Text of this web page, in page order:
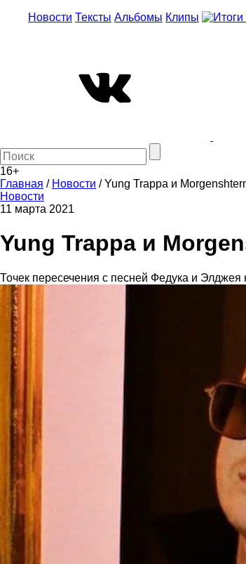
Новости Тексты Альбомы Клипы
16+
Главная / Новости /Yung Trappa и
Новости
11 марта 2021
Yung Trappa и
Точек пересечения с песней Федука и Элджея